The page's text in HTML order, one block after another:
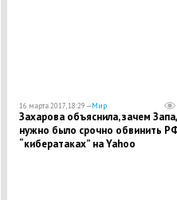
16 марта 2017, 18:29 —Мир
Захарова объяснила, зачем
нужно было срочно обвинить
“кибератаках” на Yahoo